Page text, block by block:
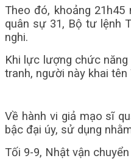
Theo đó, khoảng
quân sự 31, Bộ tư lệnh
nghi.
Khi lực lượng chức
tranh, người này khai
Về hành vi giả mạo sĩ
bậc đại úy, sử dụng
Tối 9-9, Nhật vận